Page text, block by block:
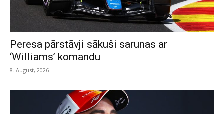
Peresa pārstāvji sākuši sarunas ar
‘Williams’ komandu
8. August, 2026